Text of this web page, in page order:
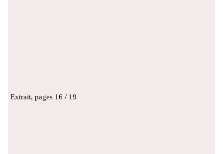
Extrait, pages 16 / 19